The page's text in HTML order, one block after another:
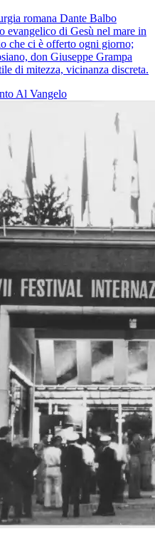
romana Dante Balbo
evangelico di Gesù nel mare in
che ci è offerto ogni giorno;
don Giuseppe Grampa
di mitezza, vicinanza discreta.
Al Vangelo